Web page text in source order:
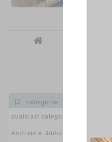

categorie
qualsiasi categoria
Archivio e Biblioteca